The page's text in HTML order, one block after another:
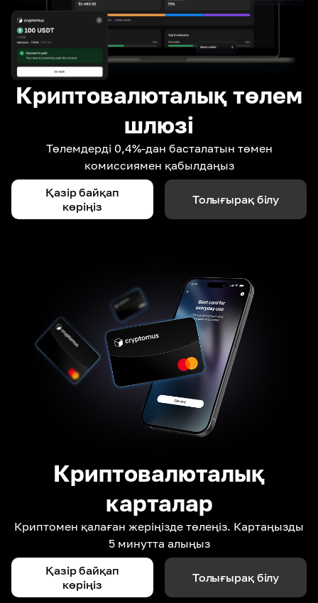
Криптовалюталық төлем
шлюзі
Төлемдерді 0,4%-дан басталатын төмен
комиссиямен қабылдаңыз
Қазір байқап
көріңіз
Толығырақ білу
Криптовалюталық
карталар
Криптомен қалаған жеріңізде төлеңіз. Картаңызды
5 минутта алыңыз
Қазір байқап
көріңіз
Толығырақ білу